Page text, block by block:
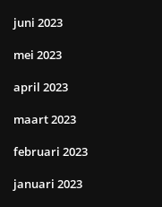
juni 2023
mei 2023
april 2023
maart 2023
februari 2023
januari 2023